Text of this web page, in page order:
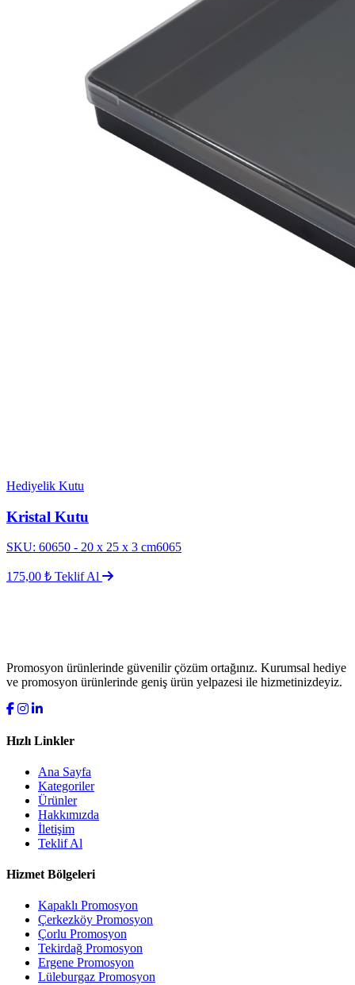
Hediyelik Kutu
Kristal Kutu
SKU: 60650 - 20 x 25 x 3 cm6065
175,00 ₺ Teklif Al
Promosyon ürünlerinde güvenilir çözüm ortağınız. Kurumsal hediye
ve promosyon ürünlerinde geniş ürün yelpazesi ile hizmetinizdeyiz.
Hızlı Linkler
Ana Sayfa
Kategoriler
Ürünler
Hakkımızda
İletişim
Teklif Al
Hizmet Bölgeleri
Kapaklı Promosyon
Çerkezköy Promosyon
Çorlu Promosyon
Tekirdağ Promosyon
Ergene Promosyon
Lüleburgaz Promosyon